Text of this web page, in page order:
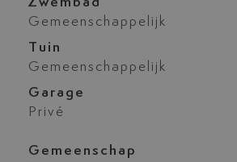
Gemeenschappelijk
Tuin
Gemeenschappelijk
Garage
Privé
Gemeenschap